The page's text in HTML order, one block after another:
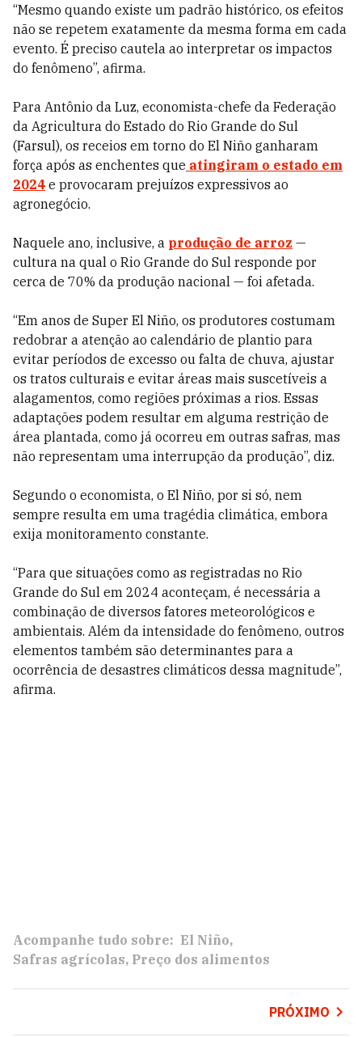
“Mesmo quando existe um padrão histórico, os efeitos
não se repetem exatamente da mesma forma em cada
evento. É preciso cautela ao interpretar os impactos
do fenômeno”, afirma.
Para Antônio da Luz, economista-chefe da Federação
da Agricultura do Estado do Rio Grande do Sul
(Farsul), os receios em torno do El Niño ganharam
força após as enchentes que atingiram o estado em
2024 e provocaram prejuízos expressivos ao
agronegócio.
Naquele ano, inclusive, a produção de arroz —
cultura na qual o Rio Grande do Sul responde por
cerca de 70% da produção nacional — foi afetada.
“Em anos de Super El Niño, os produtores costumam
redobrar a atenção ao calendário de plantio para
evitar períodos de excesso ou falta de chuva, ajustar
os tratos culturais e evitar áreas mais suscetíveis a
alagamentos, como regiões próximas a rios. Essas
adaptações podem resultar em alguma restrição de
área plantada, como já ocorreu em outras safras, mas
não representam uma interrupção da produção”, diz.
Segundo o economista, o El Niño, por si só, nem
sempre resulta em uma tragédia climática, embora
exija monitoramento constante.
“Para que situações como as registradas no Rio
Grande do Sul em 2024 aconteçam, é necessária a
combinação de diversos fatores meteorológicos e
ambientais. Além da intensidade do fenômeno, outros
elementos também são determinantes para a
ocorrência de desastres climáticos dessa magnitude”,
afirma.
Acompanhe tudo sobre: El Niño
Safras agrícolas Preço dos alimentos
PRÓXIMO